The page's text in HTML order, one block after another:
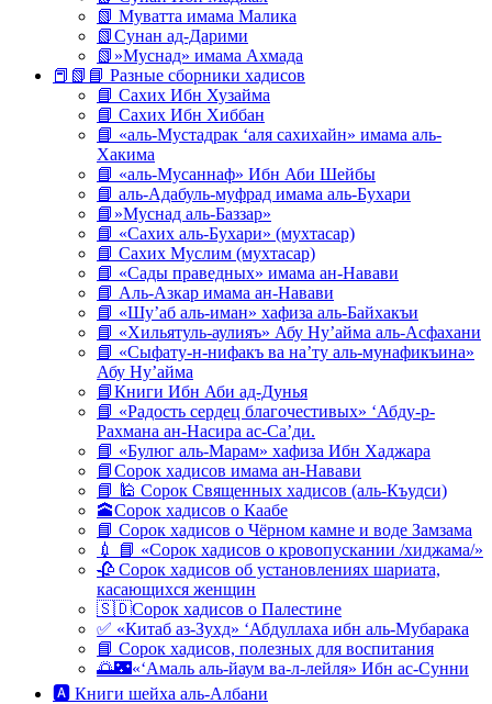
📗 Муватта имама Малика
📗Сунан ад-Дарими
📗»Муснад» имама Ахмада
📕📗📘 Разные сборники хадисов
📘 Сахих Ибн Хузайма
📘 Сахих Ибн Хиббан
📘 «аль-Мустадрак ‘аля сахихайн» имама аль-
Хакима
📘 «аль-Мусаннаф» Ибн Аби Шейбы
📘 аль-Адабуль-муфрад имама аль-Бухари
📘»Муснад аль-Баззар»
📘 «Сахих аль-Бухари» (мухтасар)
📘 Сахих Муслим (мухтасар)
📘 «Сады праведных» имама ан-Навави
📘 Аль-Азкар имама ан-Навави
📘 «Шу’аб аль-иман» хафиза аль-Байхакъи
📘 «Хильятуль-аулияъ» Абу Ну’айма аль-Асфахани
📘 «Сыфату-н-нифакъ ва на’ту аль-мунафикъина»
Абу Ну’айма
📘Книги Ибн Аби ад-Дунья
📘 «Радость сердец благочестивых» ‘Абду-р-
Рахмана ан-Насира ас-Са’ди.
📘 «Булюг аль-Марам» хафиза Ибн Хаджара
📘Сорок хадисов имама ан-Навави
📘 🕌 Сорок Священных хадисов (аль-Къудси)
🕋Сорок хадисов о Каабе
📘 Сорок хадисов о Чёрном камне и воде Замзама
💉 📘 «Сорок хадисов о кровопускании /хиджама/»
🥀 Сорок хадисов об установлениях шариата,
касающихся женщин
🇸🇩Сорок хадисов о Палестине
✅ «Китаб аз-Зухд» ‘Абдуллаха ибн аль-Мубарака
📘 Сорок хадисов, полезных для воспитания
🌅🌃«‘Амаль аль-йаум ва-л-лейля» Ибн ас-Сунни
🅰 Книги шейха аль-Албани